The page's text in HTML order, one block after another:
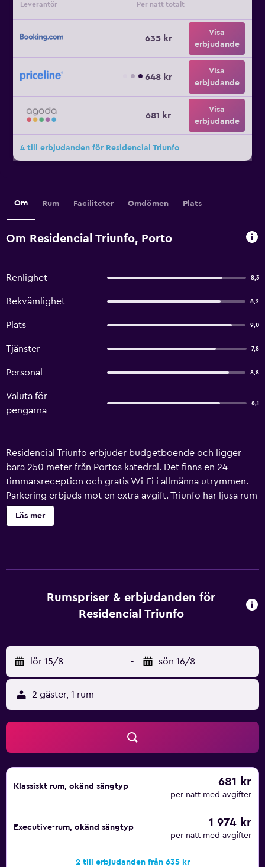
Leverantör Per natt totalt
635 kr
Visa
erbjudande
648 kr
Visa
erbjudande
681 kr
Visa
erbjudande
4 till erbjudanden för Residencial Triunfo
Om Rum Faciliteter Omdömen Plats
Om Residencial Triunfo, Porto
Renlighet 8,3
Bekvämlighet 8,2
Plats 9,0
Tjänster 7,8
Personal 8,8
Valuta för
pengarna
8,1
Residencial Triunfo erbjuder budgetboende och ligger
bara 250 meter från Portos katedral. Det finns en 24-
timmarsreception och gratis Wi-Fi i allmänna utrymmen.
Parkering erbjuds mot en extra avgift. Triunfo har ljusa rum
med TV, trägolv och trämöbler. Alla rum har ett rymligt,
eget badrum med badkar eller dusch. Stadsdelen Ribeira
promenad bort.
Läs mer
Rumspriser & erbjudanden för
Residencial Triunfo
lör 15/8 - sön 16/8
2 gäster, 1 rum
Klassiskt rum, okänd sängtyp 681 kr
per natt med avgifter
Executive-rum, okänd sängtyp 1 974 kr
per natt med avgifter
2 till erbjudanden från 635 kr